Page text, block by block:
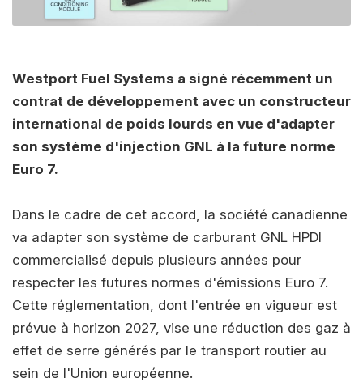
Westport Fuel Systems a signé récemment un
contrat de développement avec un constructeur
international de poids lourds en vue d'adapter
son système d'injection GNL à la future norme
Euro 7.
Dans le cadre de cet accord, la société canadienne
va adapter son système de carburant GNL HPDI
commercialisé depuis plusieurs années pour
respecter les futures normes d'émissions Euro 7.
Cette réglementation, dont l'entrée en vigueur est
prévue à horizon 2027, vise une réduction des gaz à
effet de serre générés par le transport routier au
sein de l'Union européenne.